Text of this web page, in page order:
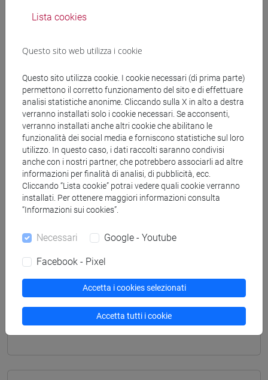
Corsi di studio e percorsi
[FT1] CONSERVAZIONE E GESTIONE DEI BENI
E DELLE ATTIVITÀ CULTURALI - Laurea
percorso comune
[FT2] FILOSOFIA - Laurea
percorso comune
[FT3] LETTERE - Laurea
percorso comune
[FT4] SCIENZE DELLA SOCIETÀ E DEL
SERVIZIO SOCIALE - Laurea
percorso comune
percorso comune
Mutua da
ITALIANO SCRITTO [FT0302]
Lista cookies
Questo sito web utilizza i cookie
Questo sito utilizza cookie. I cookie necessari (di prima parte)
permettono il corretto funzionamento del sito e di effettuare
analisi statistiche anonime. Cliccando sulla X in alto a destra
verranno installati solo i cookie necessari. Se acconsenti,
verranno installati anche altri cookie che abilitano le
funzionalità dei social media e forniscono statistiche sul loro
utilizzo. In questo caso, i dati raccolti saranno condivisi
anche con i nostri partner, che potrebbero associarli ad altre
informazioni per finalità di analisi, di pubblicità, ecc.
Cliccando “Lista cookie” potrai vedere quali cookie verranno
installati. Per ottenere maggiori informazioni consulta
“Informazioni sui cookies”.
Necessari Google - Youtube
Facebook - Pixel
Accetta i cookies selezionati
Accetta tutti i cookie